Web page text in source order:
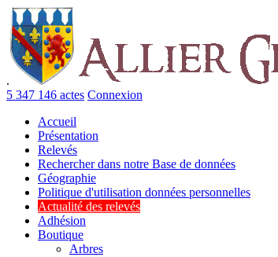
.
5 347 146 actes Connexion
Accueil
Présentation
Relevés
Rechercher dans notre Base de données
Géographie
Politique d'utilisation données personnelles
Actualité des relevés
Adhésion
Boutique
Arbres